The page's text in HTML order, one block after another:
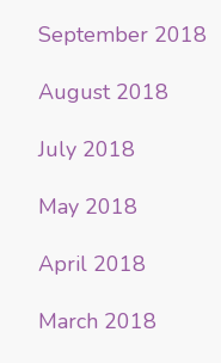
September 2018
August 2018
July 2018
May 2018
April 2018
March 2018